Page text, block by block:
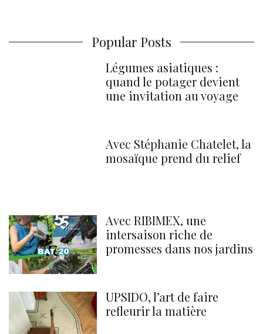
Popular Posts
Légumes asiatiques :
quand le potager devient
une invitation au voyage
Avec Stéphanie Chatelet, la
mosaïque prend du relief
Avec RIBIMEX, une
intersaison riche de
promesses dans nos jardins
UPSIDO, l’art de faire
refleurir la matière